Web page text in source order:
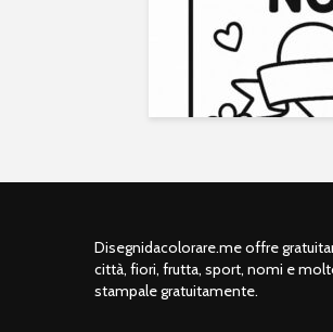
Disegnidacolorare.me offre
città, fiori, frutta, sport, nomi e
stampale gratuitamente.